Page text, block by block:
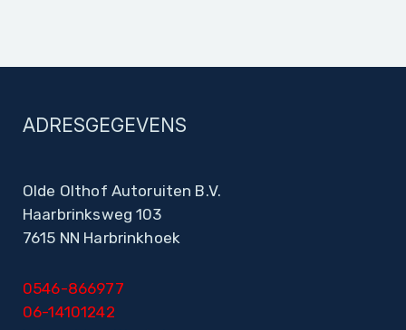
ADRESGEGEVENS
Olde Olthof Autoruiten B.V.
Haarbrinksweg 103
7615 NN Harbrinkhoek
0546-866977
06-14101242